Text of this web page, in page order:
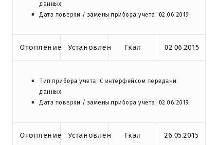
данных
Дата поверки / замены прибора учета: 02.06.2019
Отопление Установлен Гкал 02.06.2015
Тип прибора учета: С интерфейсом передачи
данных
Дата поверки / замены прибора учета: 02.06.2019
Отопление Установлен Гкал 26.05.2015